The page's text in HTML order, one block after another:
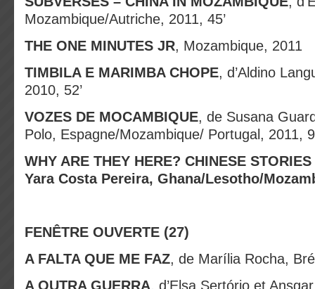
Mozambique/Autriche, 2011, 45’
THE ONE MINUTES JR, Mozambique, 2011
TIMBILA E MARIMBA CHOPE, d’Aldino
2010, 52’
VOZES DE MOCAMBIQUE, de Susana
Polo, Espagne/Mozambique/ Portugal, 2011,
WHY ARE THEY HERE? CHINESE
Yara Costa Pereira, Ghana/Lesotho/
FENÊTRE OUVERTE (27)
A FALTA QUE ME FAZ, de Marília Rocha,
A OUTRA GUERRA, d’Elsa Sertório et